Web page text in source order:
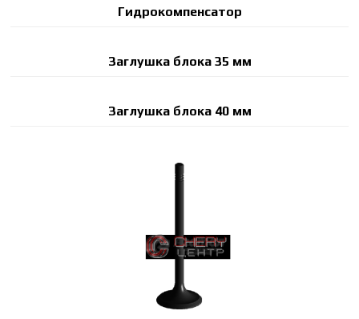
Гидрокомпенсатор
Заглушка блока 35 мм
Заглушка блока 40 мм